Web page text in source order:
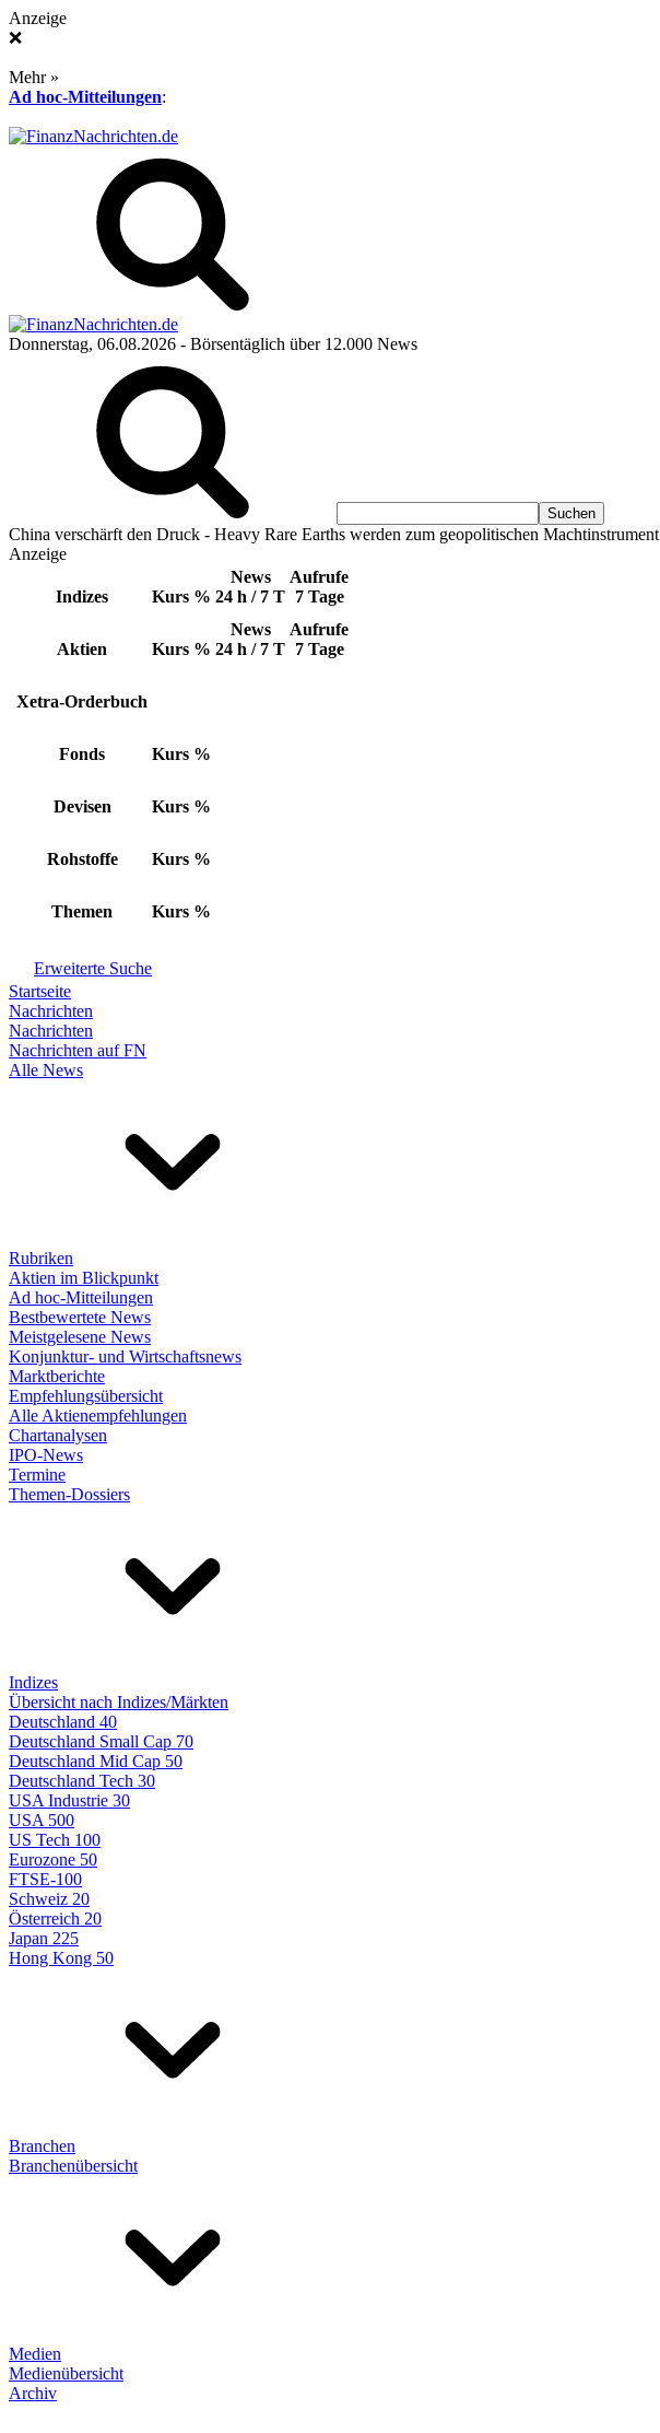
Anzeige
❌
Mehr »
Ad hoc-Mitteilungen:
Donnerstag, 06.08.2026 - Börsentäglich über 12.000 News
China verschärft den Druck - Heavy Rare Earths werden zum geopolitischen Machtinstrument
Anzeige
Indizes Kurs %
News
24 h / 7 T
Aufrufe
7 Tage
Aktien Kurs %
News
24 h / 7 T
Aufrufe
7 Tage
Xetra-Orderbuch
Fonds Kurs %
Devisen Kurs %
Rohstoffe Kurs %
Themen Kurs %
Erweiterte Suche
Startseite
Nachrichten
Nachrichten
Nachrichten auf FN
Alle News
Rubriken
Aktien im Blickpunkt
Ad hoc-Mitteilungen
Bestbewertete News
Meistgelesene News
Konjunktur- und Wirtschaftsnews
Marktberichte
Empfehlungsübersicht
Alle Aktienempfehlungen
Chartanalysen
IPO-News
Termine
Themen-Dossiers
Indizes
Übersicht nach Indizes/Märkten
Deutschland 40
Deutschland Small Cap 70
Deutschland Mid Cap 50
Deutschland Tech 30
USA Industrie 30
USA 500
US Tech 100
Eurozone 50
FTSE-100
Schweiz 20
Österreich 20
Japan 225
Hong Kong 50
Branchen
Branchenübersicht
Medien
Medienübersicht
Archiv